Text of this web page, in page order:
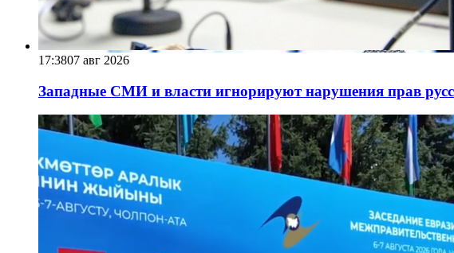
17:3807 авг 2026
Западные СМИ и власти игнорируют нарушения прав